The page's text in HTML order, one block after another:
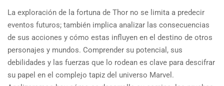
La exploración de la fortuna de Thor no se limita a predecir
eventos futuros; también implica analizar las consecuencias
de sus acciones y cómo estas influyen en el destino de otros
personajes y mundos. Comprender su potencial, sus
debilidades y las fuerzas que lo rodean es clave para descifrar
su papel en el complejo tapiz del universo Marvel.